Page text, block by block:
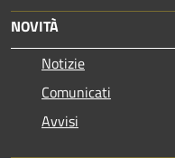
NOVITÀ
Notizie
Comunicati
Avvisi